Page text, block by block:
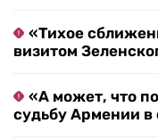
«Тихое
визитом
«А может, что
судьбу Армении в